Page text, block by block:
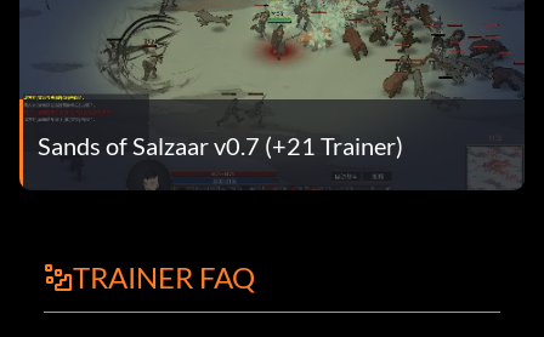
Sands of Salzaar v0.7 (+21 Trainer)
TRAINER FAQ